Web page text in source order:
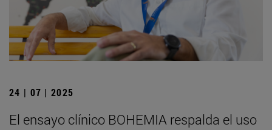
24 | 07 | 2025
El ensayo clínico BOHEMIA respalda el uso